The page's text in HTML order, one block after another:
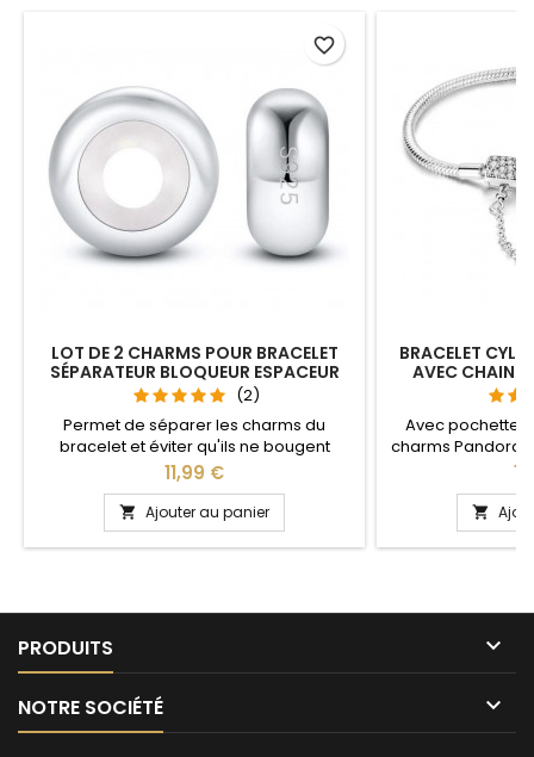
LOT DE 2 CHARMS POUR BRACELET
SÉPARATEUR BLOQUEUR ESPACEUR
(2)
Permet de séparer les charms du
bracelet et éviter qu'ils ne bougent
Compatible avec les bracelets Pandora,
Gnoce et les bracelets charm de notre
site idéal pour : Noël, Saint Valentin,
anniversaire, anniversaire de mariage
Prix
11,99 €
 Ajouter au panier
favorite_border
BRACELET
AVEC CHAINE
Avec pochette
charms Pandora
notre site idéal
anniversaire,
Plusieurs tailles
cm Pour la
2cm en

PRODUITS 
NOTRE SOCIÉTÉ 